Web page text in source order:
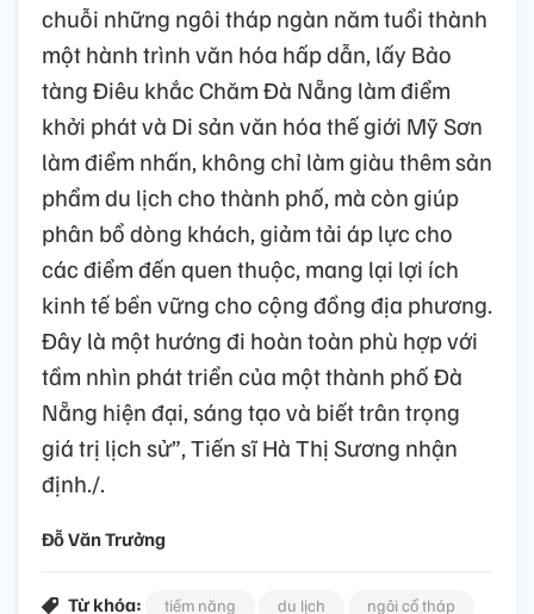
chuỗi những ngôi tháp ngàn năm tuổi thành
một hành trình văn hóa hấp dẫn, lấy Bảo
tàng Điêu khắc Chăm Đà Nẵng làm điểm
khởi phát và Di sản văn hóa thế giới Mỹ Sơn
làm điểm nhấn, không chỉ làm giàu thêm sản
phẩm du lịch cho thành phố, mà còn giúp
phân bổ dòng khách, giảm tải áp lực cho
các điểm đến quen thuộc, mang lại lợi ích
kinh tế bền vững cho cộng đồng địa phương.
Đây là một hướng đi hoàn toàn phù hợp với
tầm nhìn phát triển của một thành phố Đà
Nẵng hiện đại, sáng tạo và biết trân trọng
giá trị lịch sử”, Tiến sĩ Hà Thị Sương nhận
định./.
Đỗ Văn Trưởng
Từ khóa: tiềm năng du lịch ngôi cổ tháp